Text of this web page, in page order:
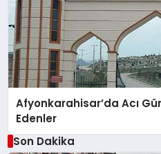
Afyonkarahisar’da Acı
Edenler
Son Dakika